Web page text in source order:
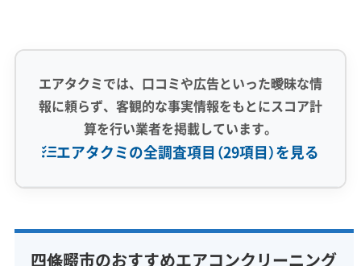
カビや菌が繁殖しやすい条件が揃っています。
このため、四條畷市のエアコンは「油混じりの黒
い汚れ」と「湿気によるカビ汚れ」の両方に対応す
る必要があります。
ちにくい理由
エアタクミでは、口コミや広告といった曖昧な情
報に頼らず、客観的な事実情報をもとにスコア計
算を行い業者を掲載しています。
エアタクミの全調査項目（29項目）を見る
完全分解洗浄 部分クリーニング 実績10年以上
四條畷市のおすすめエアコンクリーニング